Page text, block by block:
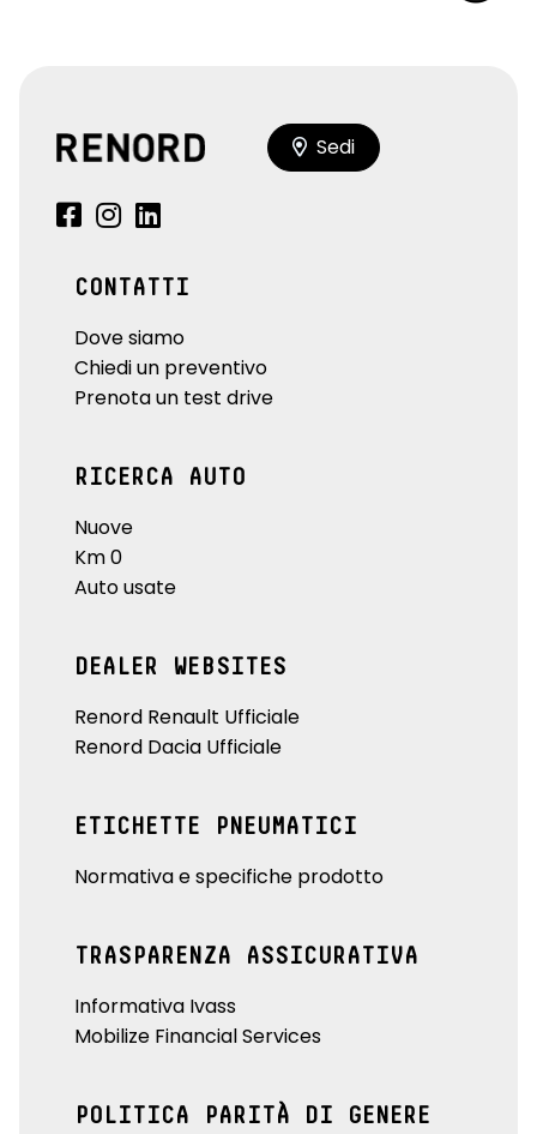
Sedi
CONTATTI
Dove siamo
Chiedi un preventivo
Prenota un test drive
RICERCA AUTO
Nuove
Km 0
Auto usate
DEALER WEBSITES
Renord Renault Ufficiale
Renord Dacia Ufficiale
ETICHETTE PNEUMATICI
Normativa e specifiche prodotto
TRASPARENZA ASSICURATIVA
Informativa Ivass
Mobilize Financial Services
POLITICA PARITÀ DI GENERE